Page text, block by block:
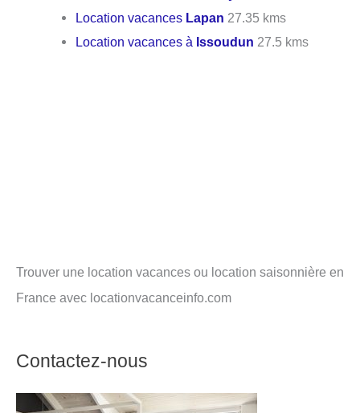
Location vacances Lapan 27.35 kms
Location vacances à Issoudun 27.5 kms
Trouver une location vacances ou location saisonnière en
France avec locationvacanceinfo.com
Contactez-nous